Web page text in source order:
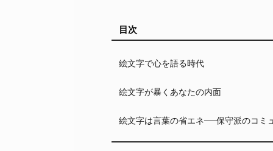
目次
絵文字で心を語る時代
絵文字が暴くあなたの内面
絵文字は言葉の省エネ──保守派のコミ